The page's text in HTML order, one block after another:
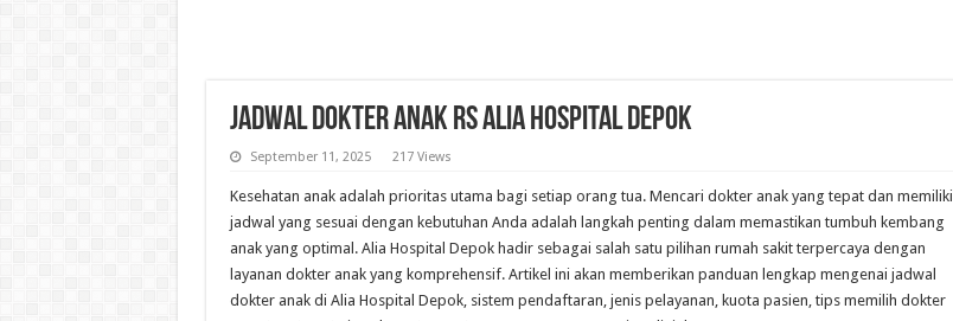
Jadwal Dokter Anak RS Alia Hospital Depok
September 11, 2025 217 Views
Kesehatan anak adalah prioritas utama bagi setiap orang tua. Mencari dokter anak yang tepat dan memiliki
jadwal yang sesuai dengan kebutuhan Anda adalah langkah penting dalam memastikan tumbuh kembang
anak yang optimal. Alia Hospital Depok hadir sebagai salah satu pilihan rumah sakit terpercaya dengan
layanan dokter anak yang komprehensif. Artikel ini akan memberikan panduan lengkap mengenai jadwal
dokter anak di Alia Hospital Depok, sistem pendaftaran, jenis pelayanan, kuota pasien, tips memilih dokter